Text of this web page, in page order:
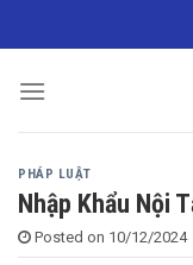
to
PHÁP LUẬT
Nhập Khẩu Nội
Posted on 10/12/2024